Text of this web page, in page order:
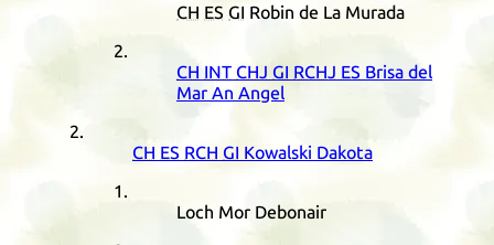
CH ES GI Robin de La Murada
CH INT CHJ GI RCHJ ES Brisa del
Mar An Angel
CH ES RCH GI Kowalski Dakota
Loch Mor Debonair